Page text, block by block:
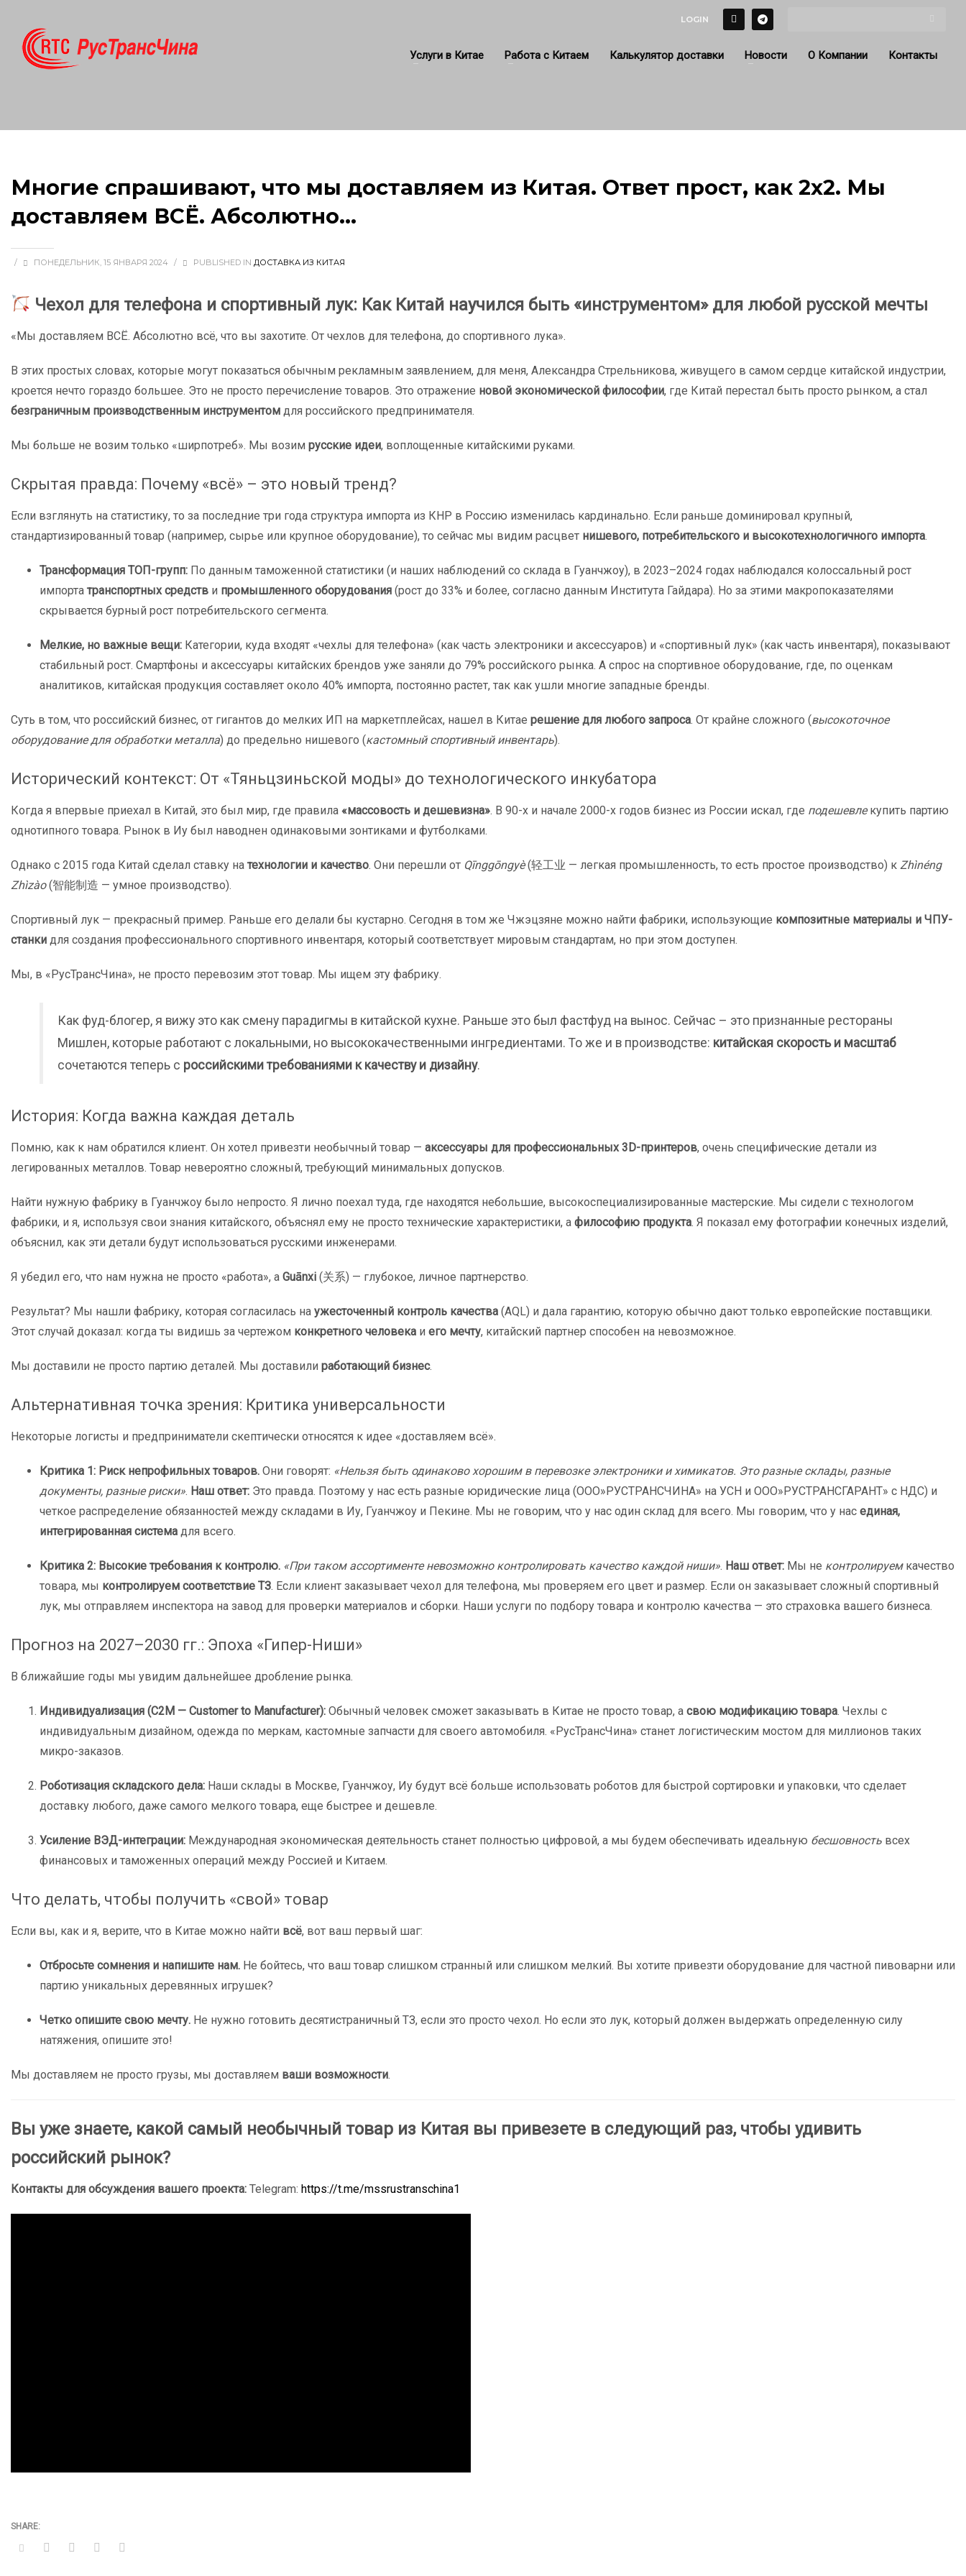
LOGIN
Услуги в Китае Работа с Китаем Калькулятор доставки Новости О Компании Контакты
Многие спрашивают, что мы доставляем из Китая. Ответ прост, как 2х2. Мы
доставляем ВСЁ. Абсолютно…
/ ПОНЕДЕЛЬНИК, 15 ЯНВАРЯ 2024 / PUBLISHED IN ДОСТАВКА ИЗ КИТАЯ
Чехол для телефона и спортивный лук: Как Китай научился быть «инструментом» для любой русской мечты
«Мы доставляем ВСЁ. Абсолютно всё, что вы захотите. От чехлов для телефона, до спортивного лука».
В этих простых словах, которые могут показаться обычным рекламным заявлением, для меня, Александра Стрельникова, живущего в самом сердце китайской индустрии,
кроется нечто гораздо большее. Это не просто перечисление товаров. Это отражение новой экономической философии, где Китай перестал быть просто рынком, а стал
безграничным производственным инструментом для российского предпринимателя.
Мы больше не возим только «ширпотреб». Мы возим русские идеи, воплощенные китайскими руками.
Скрытая правда: Почему «всё» – это новый тренд?
Если взглянуть на статистику, то за последние три года структура импорта из КНР в Россию изменилась кардинально. Если раньше доминировал крупный,
стандартизированный товар (например, сырье или крупное оборудование), то сейчас мы видим расцвет нишевого, потребительского и высокотехнологичного импорта.
Трансформация ТОП-групп: По данным таможенной статистики (и наших наблюдений со склада в Гуанчжоу), в 2023–2024 годах наблюдался колоссальный рост
импорта транспортных средств и промышленного оборудования (рост до 33% и более, согласно данным Института Гайдара). Но за этими макропоказателями
скрывается бурный рост потребительского сегмента.
Мелкие, но важные вещи: Категории, куда входят «чехлы для телефона» (как часть электроники и аксессуаров) и «спортивный лук» (как часть инвентаря), показывают
стабильный рост. Смартфоны и аксессуары китайских брендов уже заняли до 79% российского рынка. А спрос на спортивное оборудование, где, по оценкам
аналитиков, китайская продукция составляет около 40% импорта, постоянно растет, так как ушли многие западные бренды.
Суть в том, что российский бизнес, от гигантов до мелких ИП на маркетплейсах, нашел в Китае решение для любого запроса. От крайне сложного (высокоточное
оборудование для обработки металла) до предельно нишевого (кастомный спортивный инвентарь).
Исторический контекст: От «Тяньцзиньской моды» до технологического инкубатора
Когда я впервые приехал в Китай, это был мир, где правила «массовость и дешевизна». В 90-х и начале 2000-х годов бизнес из России искал, где подешевлекупить партию
однотипного товара. Рынок в Иу был наводнен одинаковыми зонтиками и футболками.
Однако с 2015 года Китай сделал ставку на технологии и качество. Они перешли от Qīnggōngyè(轻工业 — легкая промышленность, то есть простое производство) к Zhìnéng
Zhìzào(智能制造 — умное производство).
Спортивный лук — прекрасный пример. Раньше его делали бы кустарно. Сегодня в том же Чжэцзяне можно найти фабрики, использующие композитные материалы и ЧПУ-
станки для создания профессионального спортивного инвентаря, который соответствует мировым стандартам, но при этом доступен.
Мы, в «РусТрансЧина», не просто перевозим этот товар. Мы ищем эту фабрику.
Как фуд-блогер, я вижу это как смену парадигмы в китайской кухне. Раньше это был фастфуд на вынос. Сейчас – это признанные рестораны
Мишлен, которые работают с локальными, но высококачественными ингредиентами. То же и в производстве: китайская скорость и масштаб
сочетаются теперь с российскими требованиями к качеству и дизайну.
История: Когда важна каждая деталь
Помню, как к нам обратился клиент. Он хотел привезти необычный товар — аксессуары для профессиональных 3D-принтеров, очень специфические детали из
легированных металлов. Товар невероятно сложный, требующий минимальных допусков.
Найти нужную фабрику в Гуанчжоу было непросто. Я лично поехал туда, где находятся небольшие, высокоспециализированные мастерские. Мы сидели с технологом
фабрики, и я, используя свои знания китайского, объяснял ему не просто технические характеристики, а философию продукта. Я показал ему фотографии конечных изделий,
объяснил, как эти детали будут использоваться русскими инженерами.
Я убедил его, что нам нужна не просто «работа», а Guānxi (关系) — глубокое, личное партнерство.
Результат? Мы нашли фабрику, которая согласилась на ужесточенный контроль качества (AQL) и дала гарантию, которую обычно дают только европейские поставщики.
Этот случай доказал: когда ты видишь за чертежом конкретного человека и его мечту, китайский партнер способен на невозможное.
Мы доставили не просто партию деталей. Мы доставили работающий бизнес.
Альтернативная точка зрения: Критика универсальности
Некоторые логисты и предприниматели скептически относятся к идее «доставляем всё».
Критика 1: Риск непрофильных товаров. Они говорят: «Нельзя быть одинаково хорошим в перевозке электроники и химикатов. Это разные склады, разные
документы, разные риски». Наш ответ: Это правда. Поэтому у нас есть разные юридические лица (ООО»РУСТРАНСЧИНА» на УСН и ООО»РУСТРАНСГАРАНТ» с НДС) и
четкое распределение обязанностей между складами в Иу, Гуанчжоу и Пекине. Мы не говорим, что у нас один склад для всего. Мы говорим, что у нас единая,
интегрированная система для всего.
Критика 2: Высокие требования к контролю. «При таком ассортименте невозможно контролировать качество каждой ниши». Наш ответ: Мы не контролируемкачество
товара, мы контролируем соответствие ТЗ. Если клиент заказывает чехол для телефона, мы проверяем его цвет и размер. Если он заказывает сложный спортивный
лук, мы отправляем инспектора на завод для проверки материалов и сборки. Наши услуги по подбору товара и контролю качества — это страховка вашего бизнеса.
Прогноз на 2027–2030 гг.: Эпоха «Гипер-Ниши»
В ближайшие годы мы увидим дальнейшее дробление рынка.
Индивидуализация (C2M — Customer to Manufacturer): Обычный человек сможет заказывать в Китае не просто товар, а свою модификацию товара. Чехлы с
индивидуальным дизайном, одежда по меркам, кастомные запчасти для своего автомобиля. «РусТрансЧина» станет логистическим мостом для миллионов таких
микро-заказов.
Роботизация складского дела: Наши склады в Москве, Гуанчжоу, Иу будут всё больше использовать роботов для быстрой сортировки и упаковки, что сделает
доставку любого, даже самого мелкого товара, еще быстрее и дешевле.
Усиление ВЭД-интеграции: Международная экономическая деятельность станет полностью цифровой, а мы будем обеспечивать идеальную бесшовность всех
финансовых и таможенных операций между Россией и Китаем.
Что делать, чтобы получить «свой» товар
Если вы, как и я, верите, что в Китае можно найти всё, вот ваш первый шаг:
Отбросьте сомнения и напишите нам. Не бойтесь, что ваш товар слишком странный или слишком мелкий. Вы хотите привезти оборудование для частной пивоварни или
партию уникальных деревянных игрушек?
Четко опишите свою мечту. Не нужно готовить десятистраничный ТЗ, если это просто чехол. Но если это лук, который должен выдержать определенную силу
натяжения, опишите это!
Мы доставляем не просто грузы, мы доставляем ваши возможности.
Вы уже знаете, какой самый необычный товар из Китая вы привезете в следующий раз, чтобы удивить
российский рынок?
Контакты для обсуждения вашего проекта: Telegram: https://t.me/mssrustranschina1